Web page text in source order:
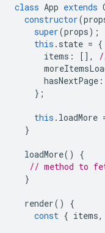
class App extends
constructor(
super(props);
this . state = {
items : [],
hasNextPage :
};
this . loadMore
}
loadMore()
{
// method to
}
render()
{
const { items,